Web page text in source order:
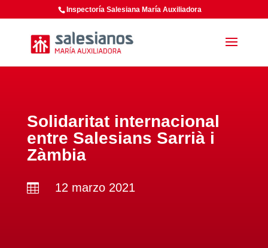
Inspectoría Salesiana María Auxiliadora
Solidaritat internacional
entre Salesians Sarrià i
Zàmbia
 12 marzo 2021